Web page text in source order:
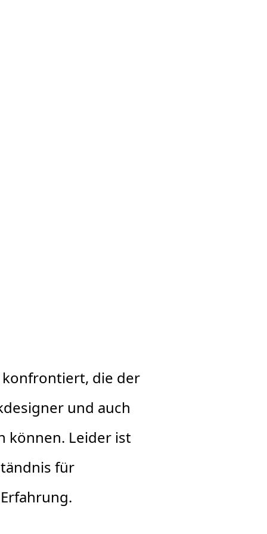
konfrontiert, die der
und auch
können. Leider ist
für